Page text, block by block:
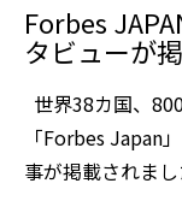
Forbes
タビューが
世界38カ国、
「Forbes Japan
事が掲載されまし